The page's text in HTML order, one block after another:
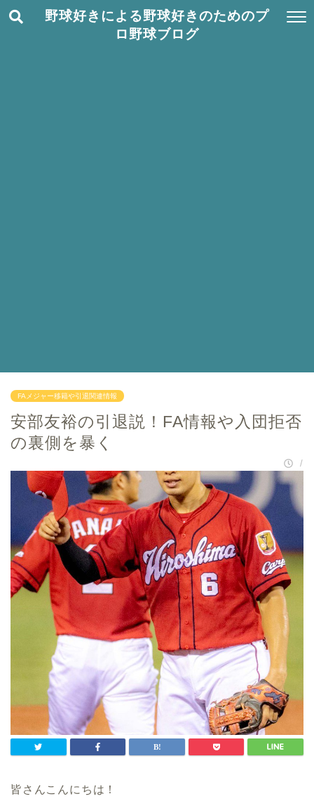
野球好きによる野球好きのためのプ
ロ野球ブログ
FAメジャー移籍や引退関連情報
安部友裕の引退説！FA情報や入団拒否
の裏側を暴く
/
皆さんこんにちは！